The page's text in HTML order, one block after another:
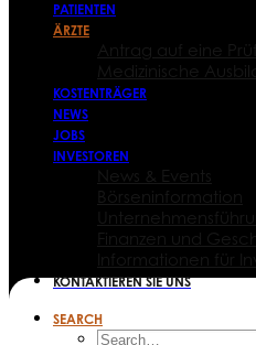
PATIENTEN
ÄRZTE
Antrag auf eine
Medizinische
KOSTENTRÄGER
NEWS
JOBS
INVESTOREN
News & Events
Börseninformation
Finanzen und
Informationen für
KONTAKTIEREN SIE UNS
SEARCH